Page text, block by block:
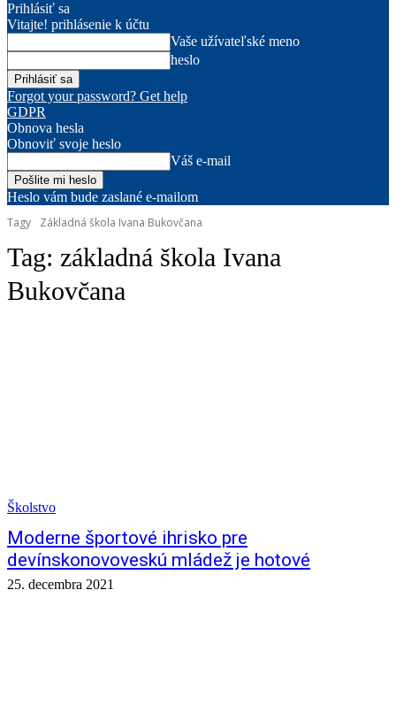
Prihlásiť sa
Vitajte! prihlásenie k účtu
Vaše užívateľské meno
heslo
Forgot your password? Get help
GDPR
Obnova hesla
Obnoviť svoje heslo
Váš e-mail
Heslo vám bude zaslané e-mailom
Tagy
Základná škola Ivana Bukovčana
Tag: základná škola Ivana
Bukovčana
Školstvo
Moderne športové ihrisko pre
devínskonovoveskú mládež je hotové
25. decembra 2021